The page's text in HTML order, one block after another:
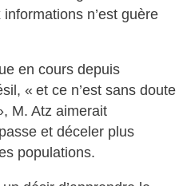
n’est guère
en cours depuis
« et ce n’est sans doute
M. Atz aimerait
et déceler plus
populations.